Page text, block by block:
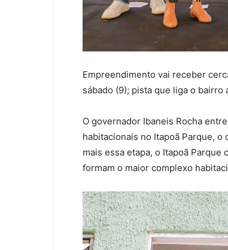
Empreendimento vai receber
sábado (9); pista que liga o bairro
O governador Ibaneis Rocha
habitacionais no Itapoã Parque,
mais essa etapa, o Itapoã Parque
formam o maior complexo